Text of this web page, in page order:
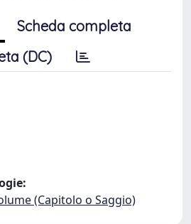
Scheda completa
(DC)
(Capitolo o Saggio)